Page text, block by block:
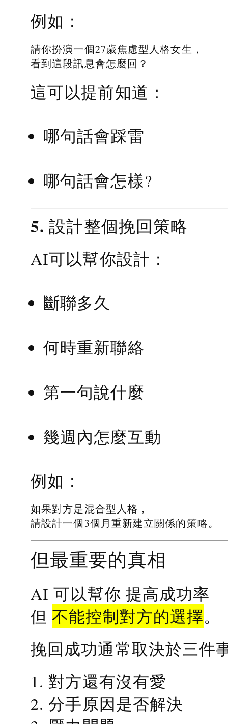
例如：
請你扮演一個27歲焦慮型人格女生，
看到這段訊息會怎麼回？
這可以提前知道：
哪句話會踩雷
哪句話會怎樣?
5. 設計整個挽回策略
AI可以幫你設計：
斷聯多久
何時重新聯絡
第一句說什麼
幾週內怎麼互動
例如：
如果對方是混合型人格，
請設計一個3個月重新建立關係的策略。
但最重要的真相
AI 可以幫你 提高成功率
但不能控制對方的選擇。
挽回成功通常取決於三件
1. 對方還有沒有愛
2. 分手原因是否解決